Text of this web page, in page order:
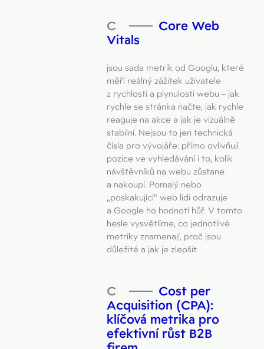
Core Web
Vitals
jsou sada metrik od Googlu, které
měří reálný zážitek uživatele
z rychlosti a plynulosti webu – jak
rychle se stránka načte, jak rychle
reaguje na akce a jak je vizuálně
stabilní. Nejsou to jen technická
čísla pro vývojáře: přímo ovlivňují
pozice ve vyhledávání i to, kolik
návštěvníků na webu zůstane
a nakoupí. Pomalý nebo
„poskakující“ web lidi odrazuje
a Google ho hodnotí hůř. V tomto
hesle vysvětlíme, co jednotlivé
metriky znamenají, proč jsou
důležité a jak je zlepšit.
Cost per
Acquisition (CPA):
klíčová metrika pro
efektivní růst B2B